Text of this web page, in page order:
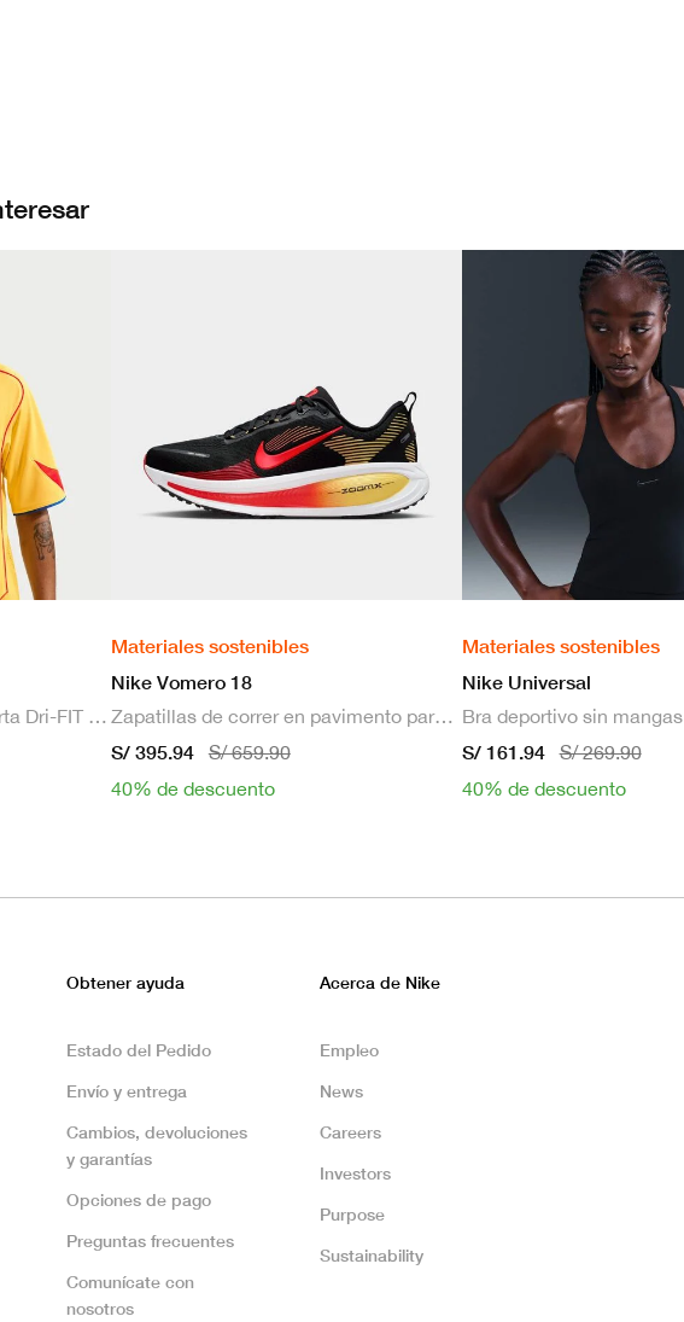
Polo de fútbol de manga corta Dri-FIT para hombre
Materiales sostenibles
Nike Vomero 18
Zapatillas de correr en pavimento para hombre
S/ 395.94
S/ 659.90
40% de descuento
Materiales sostenibles
Nike Universal
S/ 161.94
S/ 269.90
40% de descuento
Obtener ayuda
Estado del Pedido
Envío y entrega
Cambios, devoluciones
y garantías
Opciones de pago
Preguntas frecuentes
Comunícate con
nosotros
Acerca de Nike
Empleo
News
Careers
Investors
Purpose
Sustainability